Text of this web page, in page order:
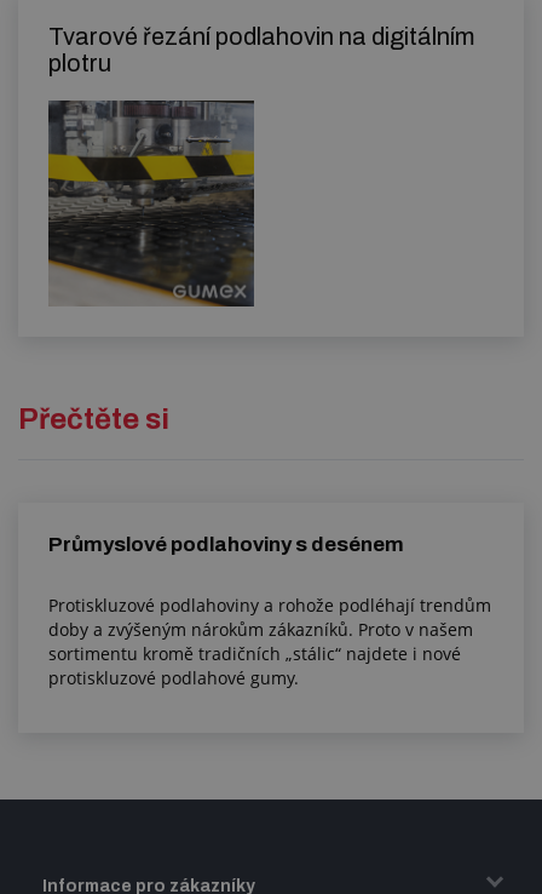
Tvarové řezání podlahovin na digitálním
plotru
Přečtěte si
Průmyslové podlahoviny s desénem
Protiskluzové podlahoviny a rohože podléhají trendům
doby a zvýšeným nárokům zákazníků. Proto v našem
sortimentu kromě tradičních „stálic“ najdete i nové
protiskluzové podlahové gumy.
Informace pro zákazníky